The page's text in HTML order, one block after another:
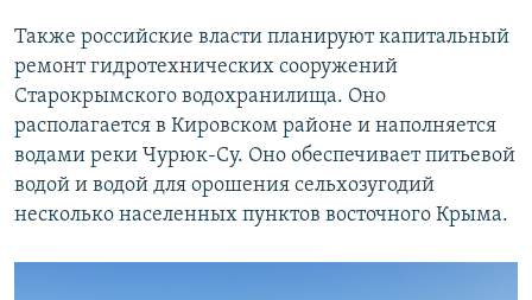
Также российские власти планируют капитальный
ремонт гидротехнических сооружений
Старокрымского водохранилища. Оно
располагается в Кировском районе и наполняется
водами реки Чурюк-Су. Оно обеспечивает питьевой
водой и водой для орошения сельхозугодий
несколько населенных пунктов восточного Крыма.